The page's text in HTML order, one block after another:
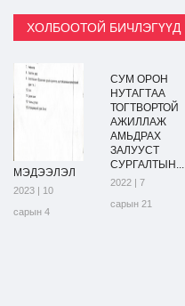
ХОЛБООТОЙ БИЧЛЭГҮҮД
МЭДЭЭЛЭЛ
2023 | 10
сарын 4
СУМ ОРОН
НУТАГТАА
ТОГТВОРТОЙ
АЖИЛЛАЖ
АМЬДРАХ
ЗАЛУУСТ
СУРГАЛТЫН...
2022 | 7
сарын 21